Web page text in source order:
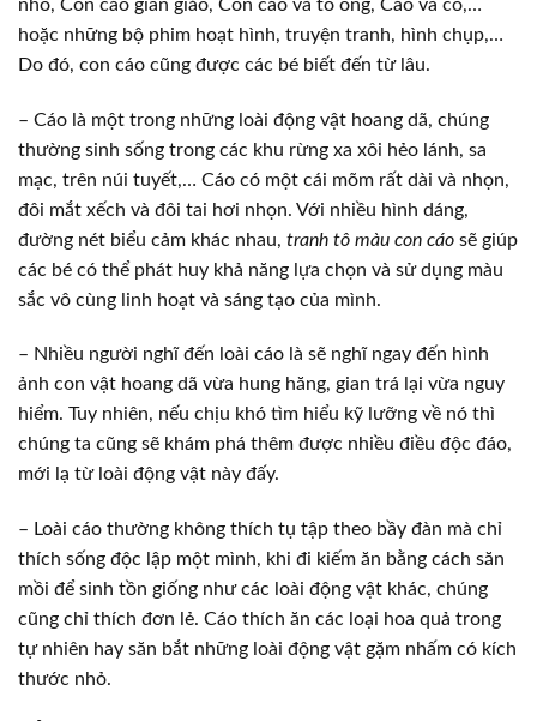
nho, Con cáo gian giảo, Con cáo và tổ ong, Cáo và cò,…
hoặc những bộ phim hoạt hình, truyện tranh, hình chụp,…
Do đó, con cáo cũng được các bé biết đến từ lâu.
– Cáo là một trong những loài động vật hoang dã, chúng
thường sinh sống trong các khu rừng xa xôi hẻo lánh, sa
mạc, trên núi tuyết,… Cáo có một cái mõm rất dài và nhọn,
đôi mắt xếch và đôi tai hơi nhọn. Với nhiều hình dáng,
đường nét biểu cảm khác nhau, tranh tô màu con cáo sẽ giúp
các bé có thể phát huy khả năng lựa chọn và sử dụng màu
sắc vô cùng linh hoạt và sáng tạo của mình.
– Nhiều người nghĩ đến loài cáo là sẽ nghĩ ngay đến hình
ảnh con vật hoang dã vừa hung hăng, gian trá lại vừa nguy
hiểm. Tuy nhiên, nếu chịu khó tìm hiểu kỹ lưỡng về nó thì
chúng ta cũng sẽ khám phá thêm được nhiều điều độc đáo,
mới lạ từ loài động vật này đấy.
– Loài cáo thường không thích tụ tập theo bầy đàn mà chỉ
thích sống độc lập một mình, khi đi kiếm ăn bằng cách săn
mồi để sinh tồn giống như các loài động vật khác, chúng
cũng chỉ thích đơn lẻ. Cáo thích ăn các loại hoa quả trong
tự nhiên hay săn bắt những loài động vật gặm nhấm có kích
thước nhỏ.